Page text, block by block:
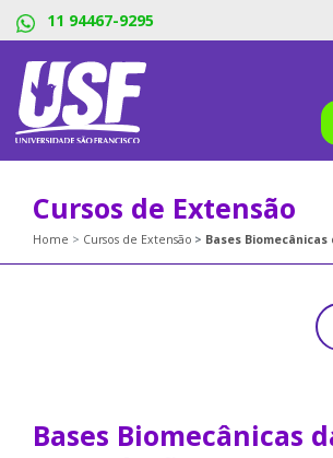
11 94467-9295
Cursos de Extensão
Home Cursos de Extensão Bases
Bases Biomecânicas